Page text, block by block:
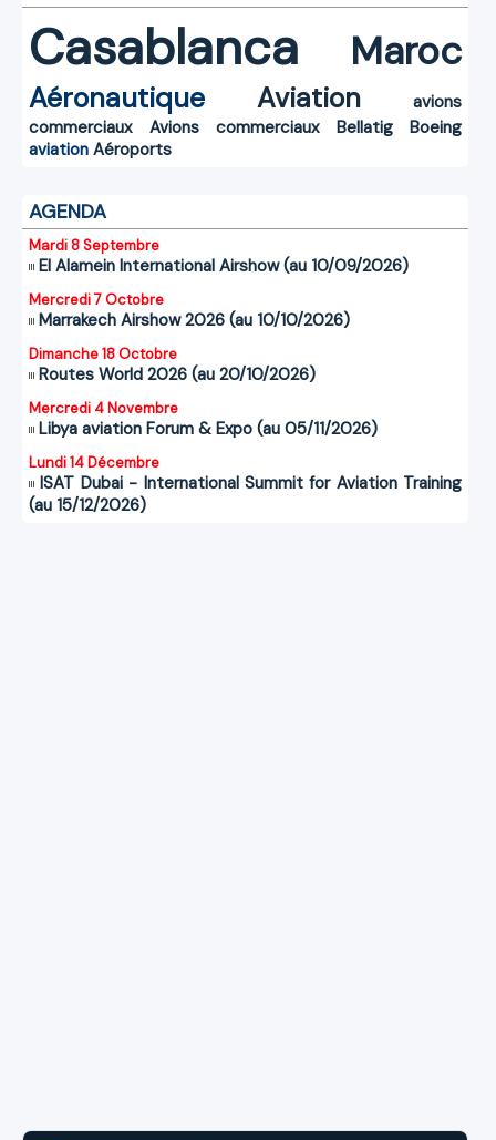
Casablanca Maroc
Aéronautique Aviation
avions
commerciaux
Avions commerciaux Bellatig
Boeing
aviation Aéroports
AGENDA
Mardi 8 Septembre
El Alamein International Airshow (au 10/09/2026)
Mercredi 7 Octobre
Marrakech Airshow 2026 (au 10/10/2026)
Dimanche 18 Octobre
Routes World 2026 (au 20/10/2026)
Mercredi 4 Novembre
Libya aviation Forum & Expo (au 05/11/2026)
Lundi 14 Décembre
ISAT Dubai - International Summit for Aviation Training
(au 15/12/2026)